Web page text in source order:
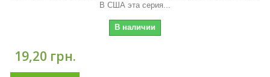
В США эта серия...
В наличии
19,20 грн.